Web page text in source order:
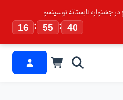
جشنواره تابستانه توسینسو
16
: 55 : 39